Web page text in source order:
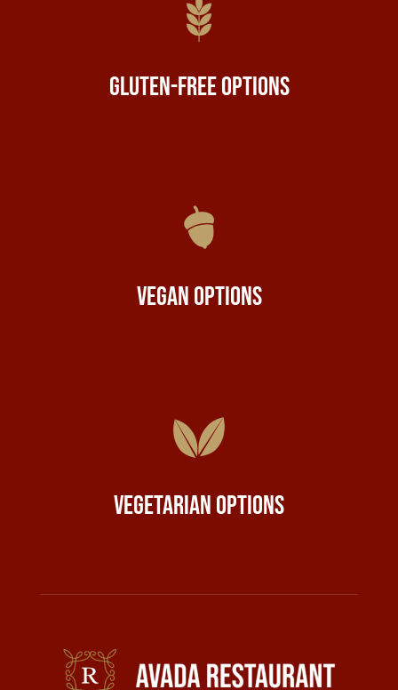
Gluten-Free Options
Vegan Options
Vegetarian Options